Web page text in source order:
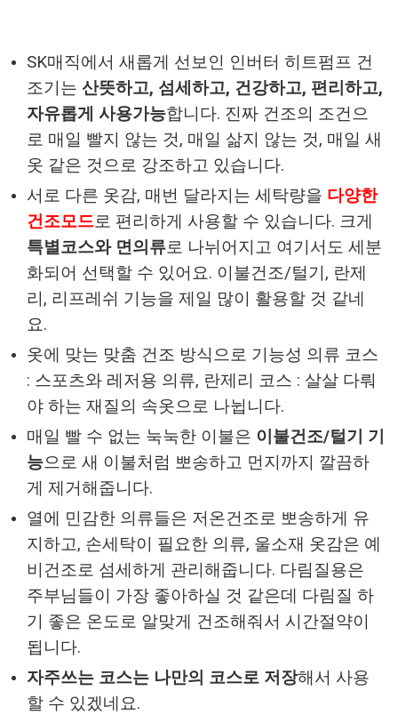
SK매직에서 새롭게 선보인 인버터 히트펌프 건
조기는 산뜻하고, 섬세하고, 건강하고, 편리하고,
자유롭게 사용가능합니다. 진짜 건조의 조건으
로 매일 빨지 않는 것, 매일 삶지 않는 것, 매일 새
옷 같은 것으로 강조하고 있습니다.
서로 다른 옷감, 매번 달라지는 세탁량을 다양한
건조모드로 편리하게 사용할 수 있습니다. 크게
특별코스와 면의류로 나뉘어지고 여기서도 세분
화되어 선택할 수 있어요. 이불건조/털기, 란제
리, 리프레쉬 기능을 제일 많이 활용할 것 같네
요.
옷에 맞는 맞춤 건조 방식으로 기능성 의류 코스
: 스포츠와 레저용 의류, 란제리 코스 : 살살 다뤄
야 하는 재질의 속옷으로 나뉩니다.
매일 빨 수 없는 눅눅한 이불은 이불건조/털기 기
능으로 새 이불처럼 뽀송하고 먼지까지 깔끔하
게 제거해줍니다.
열에 민감한 의류들은 저온건조로 뽀송하게 유
지하고, 손세탁이 필요한 의류, 울소재 옷감은 예
비건조로 섬세하게 관리해줍니다. 다림질용은
주부님들이 가장 좋아하실 것 같은데 다림질 하
기 좋은 온도로 알맞게 건조해줘서 시간절약이
됩니다.
자주쓰는 코스는 나만의 코스로 저장해서 사용
할 수 있겠네요.